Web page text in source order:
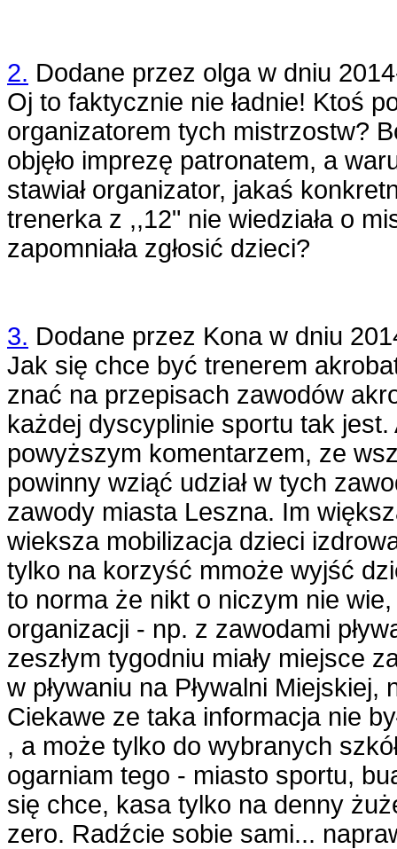
2. Dodane przez olgaw dniu
Oj to faktycznie nie ładnie! Ktoś
organizatorem tych mistrzostw?
objęło imprezę patronatem, a
stawiał organizator, jakaś
trenerka z ,,12" nie wiedziała o
zapomniała zgłosić dzieci?
3. Dodane przez Konaw dniu
Jak się chce być trenerem
znać na przepisach zawodów
każdej dyscyplinie sportu tak
powyższym komentarzem, ze
powinny wziąć udział w tych
zawody miasta Leszna. Im
wieksza mobilizacja dzieci
tylko na korzyść mmoże wyjść
to norma że nikt o niczym nie
organizacji - np. z zawodami
zeszłym tygodniu miały miejsce
w pływaniu na Pływalni Miejskiej,
Ciekawe ze taka informacja nie
, a może tylko do wybranych
ogarniam tego - miasto sportu,
się chce, kasa tylko na denny
zero. Radźcie sobie sami...